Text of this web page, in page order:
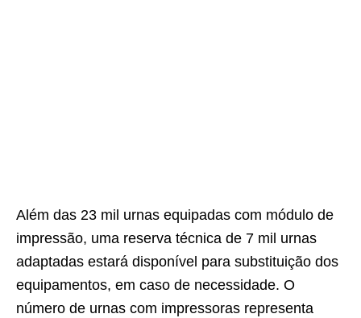
Além das 23 mil urnas equipadas com módulo de
impressão, uma reserva técnica de 7 mil urnas
adaptadas estará disponível para substituição dos
equipamentos, em caso de necessidade. O
número de urnas com impressoras representa